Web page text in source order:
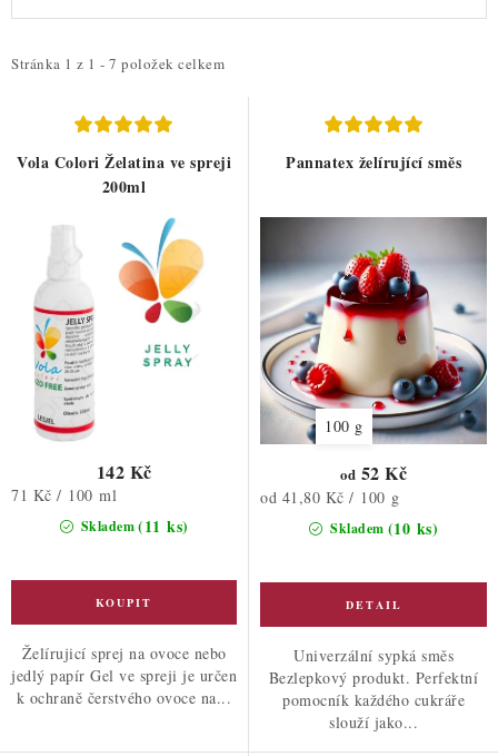
i
r
Stránka 1 z 1 - 7 položek celkem
e
p
Vola Colori Želatina ve spreji
200ml
Skladem(11 ks)
142 Kč
Měrná
71 Kč / 100 ml
Želírujicí sprej na ovoce nebo
jedlý papír Gel ve spreji je určen
k ochraně čerstvého ovoce na...
Pannatex želírující směs
100 g
Skladem (10 ks)
od 52 Kč
Měrná
od 41,80 Kč / 100 g
Univerzální sypká směs
Bezlepkový produkt. Perfektní
pomocník každého cukráře
slouží jako...